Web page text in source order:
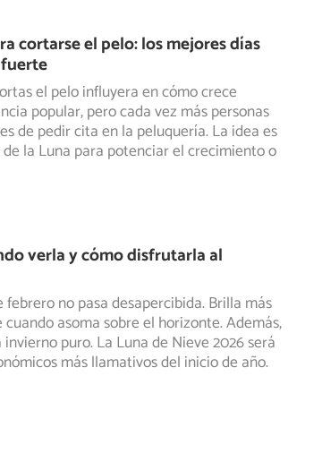
cortarse el pelo: los mejores días
el pelo influyera en cómo crece
popular, pero cada vez más personas
de pedir cita en la peluquería. La idea es
la Luna para potenciar el crecimiento o
verla y cómo disfrutarla al
no pasa desapercibida. Brilla más
asoma sobre el horizonte. Además,
puro. La Luna de Nieve 2026 será
más llamativos del inicio de año.